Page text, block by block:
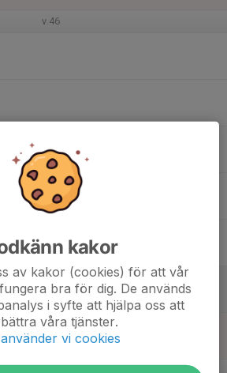
v.46
kakor
av kakor (cookies) för att vår
bra för dig. De används
i syfte att hjälpa oss att
våra tjänster.
vi cookies